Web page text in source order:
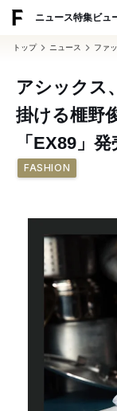
ニュース特集ビュ
トップ ニュース ファ
アシックス
掛ける榧野
「EX89」発
FASHION